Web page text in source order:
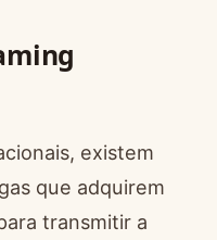
existem
que adquirem
transmitir a